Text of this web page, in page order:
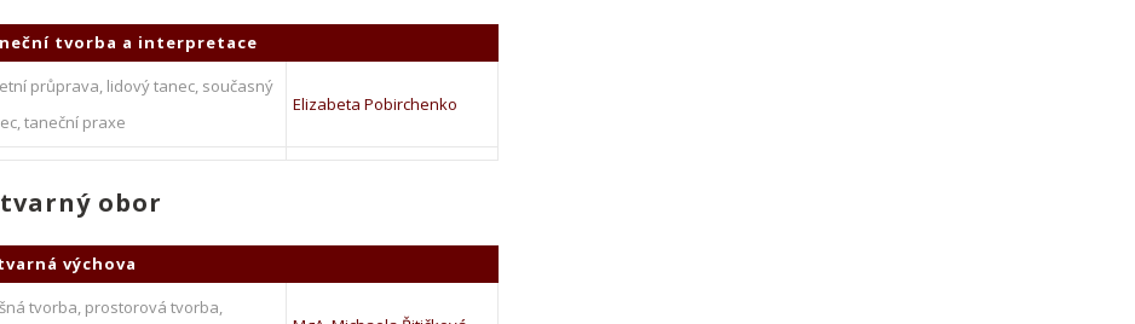
tvorba a interpretace
průprava, lidový tanec, současný
taneční praxe
Elizabeta Pobirchenko
obor
výchova
tvorba, prostorová tvorba,